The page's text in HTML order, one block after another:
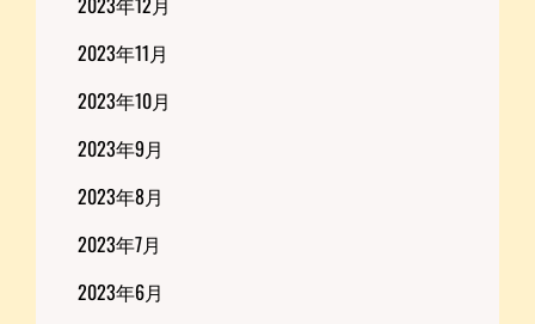
2023年11月
2023年10月
2023年9月
2023年8月
2023年7月
2023年6月